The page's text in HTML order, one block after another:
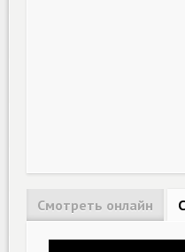
Смотреть онлайн